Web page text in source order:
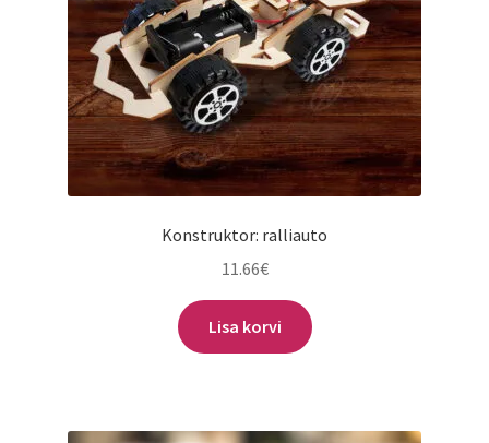
Konstruktor: ralliauto
11.66€
Lisa korvi